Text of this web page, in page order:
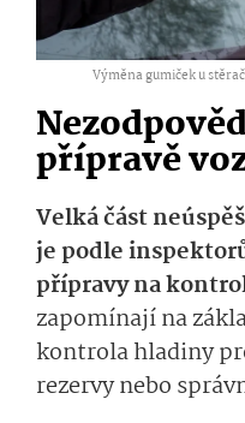
Výměna gumiček u
přípravě
Velká část
je podle
přípravy na
zapomínají na
kontrola hladiny
rezervy nebo